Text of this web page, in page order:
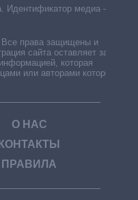
Идентификатор медиа –
Все права защищены и
сайта оставляет за
которая
или авторами которой
О НАС
КОНТАКТЫ
ПРАВИЛА